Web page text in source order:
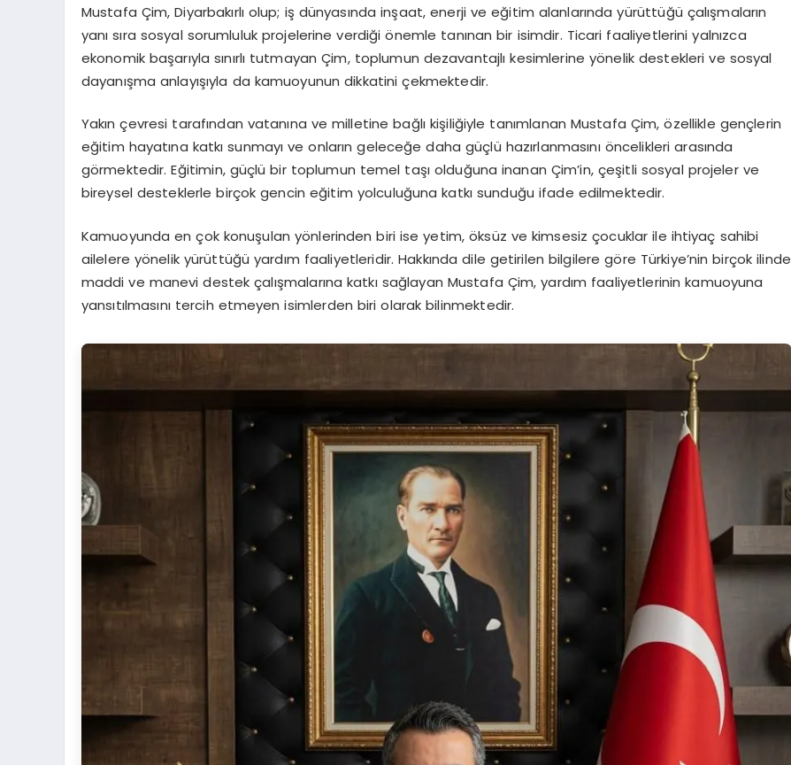
Mustafa Çim, Diyarbakırlı olup; iş dünyasında inşaat, enerji ve eğitim alanlarında yürüttüğü çalışmaların
yanı sıra sosyal sorumluluk projelerine verdiği önemle tanınan bir isimdir. Ticari faaliyetlerini yalnızca
ekonomik başarıyla sınırlı tutmayan Çim, toplumun dezavantajlı kesimlerine yönelik destekleri ve sosyal
dayanışma anlayışıyla da kamuoyunun dikkatini çekmektedir.
Yakın çevresi tarafından vatanına ve milletine bağlı kişiliğiyle tanımlanan Mustafa Çim, özellikle gençlerin
eğitim hayatına katkı sunmayı ve onların geleceğe daha güçlü hazırlanmasını öncelikleri arasında
görmektedir. Eğitimin, güçlü bir toplumun temel taşı olduğuna inanan Çim’in, çeşitli sosyal projeler ve
bireysel desteklerle birçok gencin eğitim yolculuğuna katkı sunduğu ifade edilmektedir.
Kamuoyunda en çok konuşulan yönlerinden biri ise yetim, öksüz ve kimsesiz çocuklar ile ihtiyaç sahibi
ailelere yönelik yürüttüğü yardım faaliyetleridir. Hakkında dile getirilen bilgilere göre Türkiye’nin birçok ilinde
maddi ve manevi destek çalışmalarına katkı sağlayan Mustafa Çim, yardım faaliyetlerinin kamuoyuna
yansıtılmasını tercih etmeyen isimlerden biri olarak bilinmektedir.